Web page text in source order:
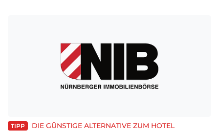
TIPP DIE GÜNSTIGE ALTERNATIVE ZUM HOTEL